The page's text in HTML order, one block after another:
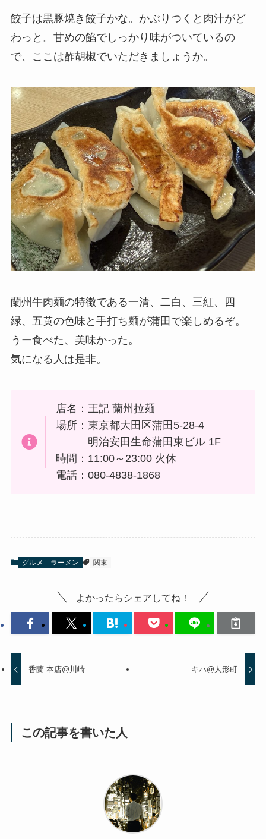
餃子は黒豚焼き餃子かな。かぶりつくと肉汁がど
わっと。甘めの餡でしっかり味がついているの
で、ここは酢胡椒でいただきましょうか。
蘭州牛肉麺の特徴である一清、二白、三紅、四
緑、五黄の色味と手打ち麺が蒲田で楽しめるぞ。
うー食べた、美味かった。
気になる人は是非。
店名：王記 蘭州拉麺
場所：東京都大田区蒲田5-28-4
明治安田生命蒲田東ビル 1F
時間：11:00～23:00 火休
電話：080-4838-1868
グルメ ラーメン 関東
よかったらシェアしてね！
香蘭 本店@川崎 キハ@人形町
この記事を書いた人